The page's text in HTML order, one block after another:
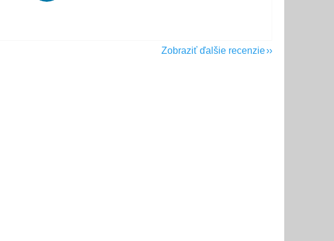
Zobraziť ďalšie recenzie